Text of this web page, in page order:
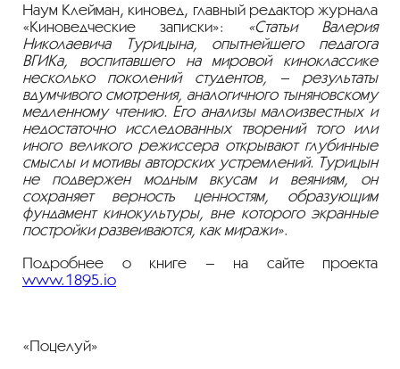
Наум Клейман, киновед, главный редактор журнала
«Киноведческие записки»: «Статьи Валерия
Николаевича Турицына, опытнейшего педагога
ВГИКа, воспитавшего на мировой киноклассике
несколько поколений студентов, – результаты
вдумчивого смотрения, аналогичного тыняновскому
медленному чтению. Его анализы малоизвестных и
недостаточно исследованных творений того или
иного великого режиссера открывают глубинные
смыслы и мотивы авторских устремлений. Турицын
не подвержен модным вкусам и веяниям, он
сохраняет верность ценностям, образующим
фундамент кинокультуры, вне которого экранные
постройки развеиваются, как миражи».
Подробнее о книге – на сайте проекта
www.1895.io
«Поцелуй»